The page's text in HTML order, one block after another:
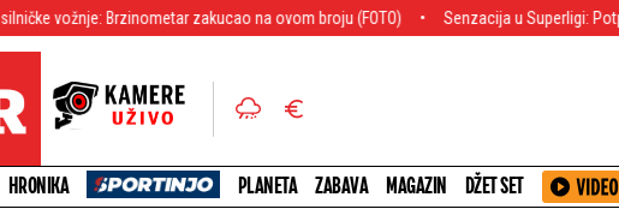
zakucao na ovom broju (FOTO) Senzacija u Superligi: Potpisao Radomir
HRONIKA PLANETA ZABAVA MAGAZIN DŽET SET